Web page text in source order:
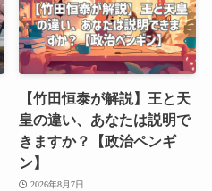
【竹田恒泰が解説】王と天
皇の違い、あなたは説明で
きますか？【政治ペンギ
ン】
2026年8月7日